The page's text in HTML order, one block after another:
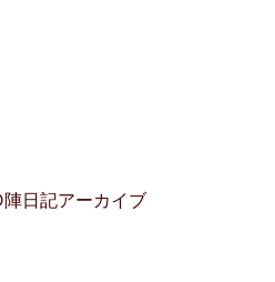
日記アーカイブ